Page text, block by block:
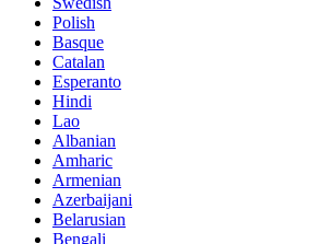
Polish
Basque
Catalan
Esperanto
Hindi
Lao
Albanian
Amharic
Armenian
Azerbaijani
Belarusian
Bengali